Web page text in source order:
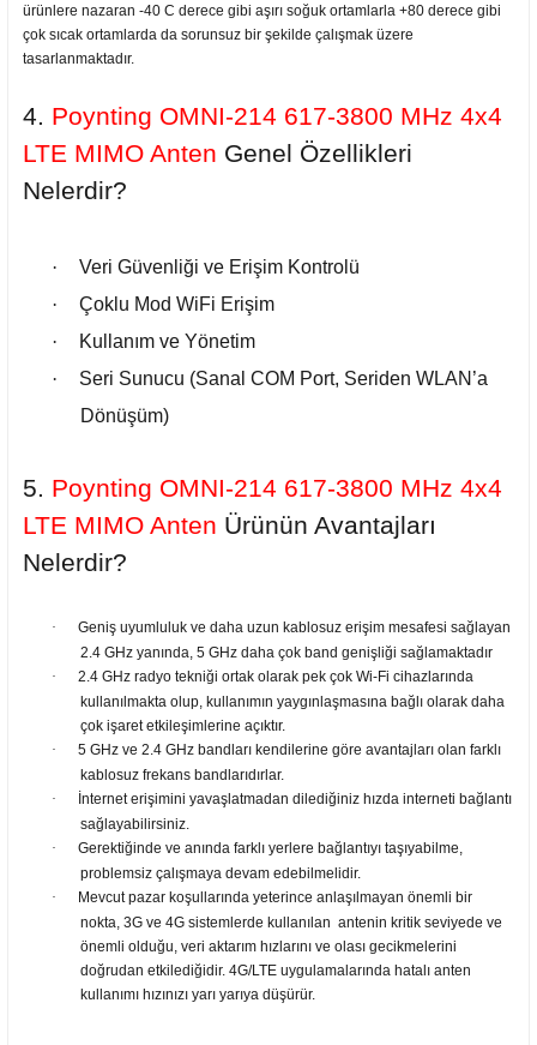
ürünlere nazaran -40 C derece gibi aşırı soğuk ortamlarla +80 derece gibi
çok sıcak ortamlarda da sorunsuz bir şekilde çalışmak üzere
tasarlanmaktadır.
4. Poynting OMNI-214 617-3800 MHz 4x4
LTE MIMO Anten Genel Özellikleri
Nelerdir?
·
Veri Güvenliği ve Erişim Kontrolü
·
Çoklu Mod WiFi Erişim
·
Kullanım ve Yönetim
·
Seri Sunucu (Sanal COM Port, Seriden WLAN’a
Dönüşüm)
5. Poynting OMNI-214 617-3800 MHz 4x4
LTE MIMO Anten Ürünün Avantajları
Nelerdir?
·
Geniş uyumluluk ve daha uzun kablosuz erişim mesafesi sağlayan
2.4 GHz yanında, 5 GHz daha çok band genişliği sağlamaktadır
·
2.4 GHz radyo tekniği ortak olarak pek çok Wi-Fi cihazlarında
kullanılmakta olup, kullanımın yaygınlaşmasına bağlı olarak daha
çok işaret etkileşimlerine açıktır.
·
5 GHz ve 2.4 GHz bandları kendilerine göre avantajları olan farklı
kablosuz frekans bandlarıdırlar.
·
İnternet erişimini yavaşlatmadan dilediğiniz hızda interneti bağlantı
sağlayabilirsiniz.
·
Gerektiğinde ve anında farklı yerlere bağlantıyı taşıyabilme,
problemsiz çalışmaya devam edebilmelidir.
·
Mevcut pazar koşullarında yeterince anlaşılmayan önemli bir
nokta, 3G ve 4G sistemlerde kullanılan antenin kritik seviyede ve
önemli olduğu, veri aktarım hızlarını ve olası gecikmelerini
doğrudan etkilediğidir. 4G/LTE uygulamalarında hatalı anten
kullanımı hızınızı yarı yarıya düşürür.